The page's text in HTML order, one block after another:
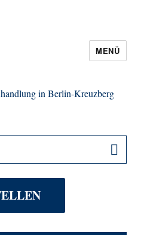
Buchhandlung in
MENÜ